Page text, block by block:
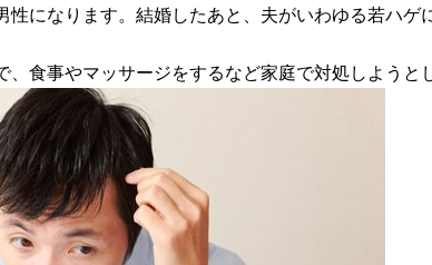
性になります。結婚したあと、夫がいわゆる若ハゲ
食事やマッサージをするなど家庭で対処しよう